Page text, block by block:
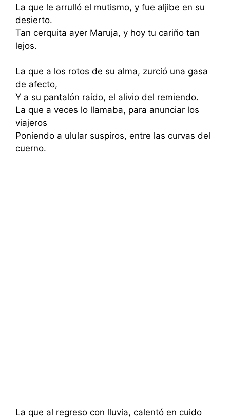
La que le arrulló el mutismo, y fue aljibe en su
desierto.
Tan cerquita ayer Maruja, y hoy tu cariño tan
lejos.
La que a los rotos de su alma, zurció una gasa
de afecto,
Y a su pantalón raído, el alivio del remiendo.
La que a veces lo llamaba, para anunciar los
viajeros
Poniendo a ulular suspiros, entre las curvas del
cuerno.
La que al regreso con lluvia, calentó en cuido